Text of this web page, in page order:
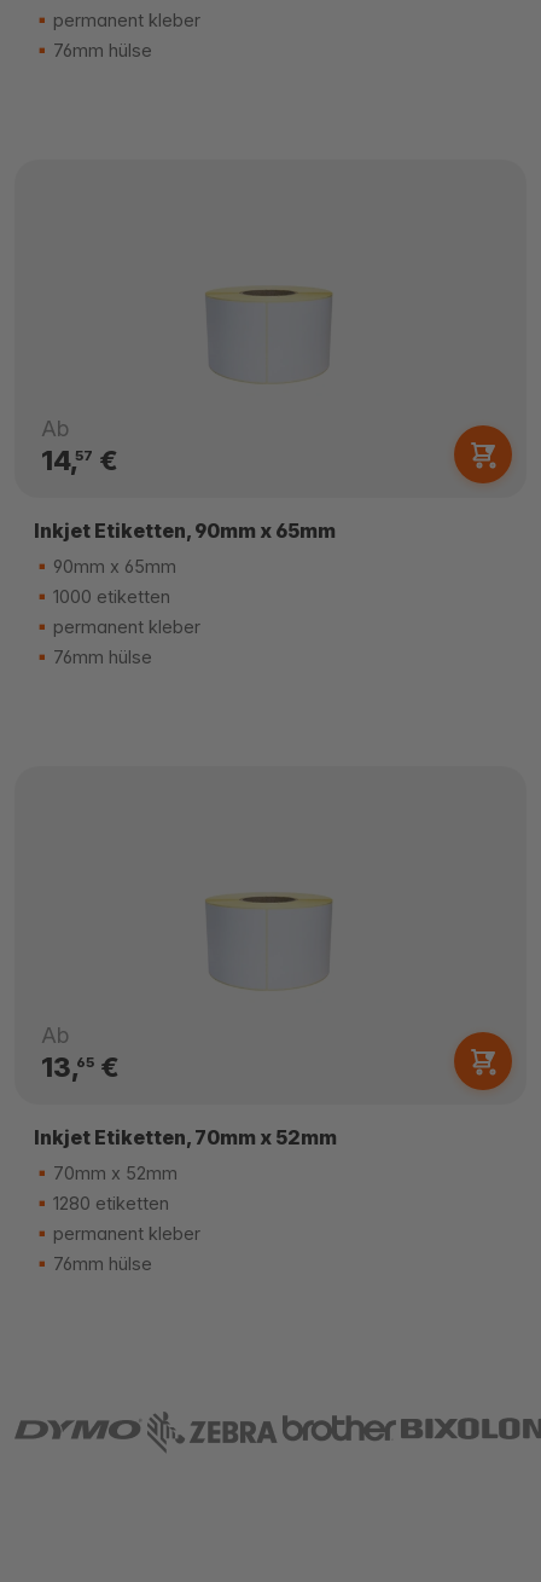
permanent kleber
76mm hülse
Ab
14,57 €
Inkjet Etiketten, 90mm x 65mm
90mm x 65mm
1000 etiketten
permanent kleber
76mm hülse
Ab
13,65€
Inkjet Etiketten, 70mm x 52mm
70mm x 52mm
1280 etiketten
permanent kleber
76mm hülse